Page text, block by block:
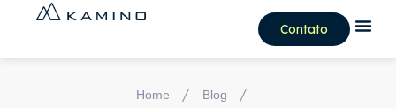
Contato
Home / Blog /